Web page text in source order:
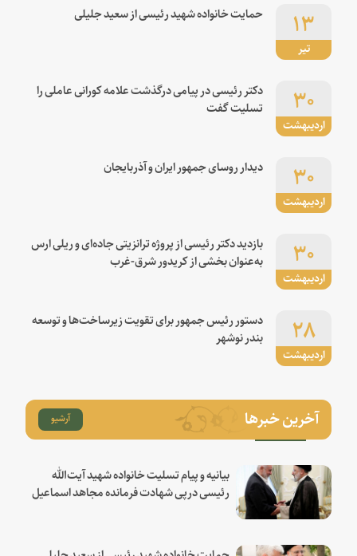
تیر
۱۳ حمایت خانواده شهید رئیسی از سعید جلیلی
اردیبهشت
۳۰
دکتر رئیسی در پیامی درگذشت علامه کورانی عاملی را
تسلیت گفت
اردیبهشت
۳۰ دیدار روسای جمهور ایران و آذربایجان
اردیبهشت
۳۰
بازدید دکتر رئیسی از پروژه ترانزیتی جاده‌ای و ریلی ارس
به‌عنوان بخشی از کریدور شرق-غرب
اردیبهشت
۲۸
دستور رئیس جمهور برای تقویت زیرساخت‌ها و توسعه
بندر نوشهر
آخرین خبرها آرشیو
بیانیه و پیام تسلیت خانواده شهید آیت‌الله
رئیسی درپی شهادت فرمانده مجاهد اسماعیل